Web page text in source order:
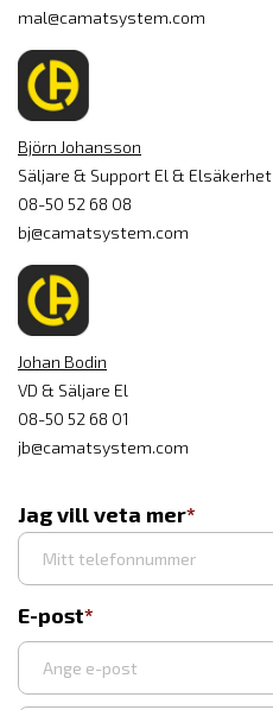
mal@camatsystem.com
Björn Johansson
Säljare & Support El & Elsäkerhet
08-50 52 68 08
bj@camatsystem.com
Johan Bodin
VD & Säljare El
08-50 52 68 01
jb@camatsystem.com
Jag vill veta mer
E-post